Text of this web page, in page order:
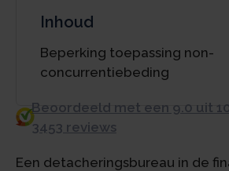
Inhoud
Beperking toepassing non-
concurrentiebeding
Beoordeeld met een 9.0 uit
3453 reviews
Een detacheringsbureau in de